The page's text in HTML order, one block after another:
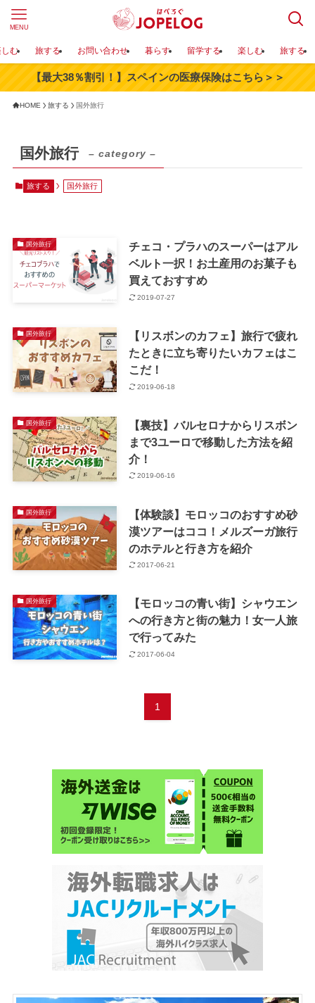
MENU
む 旅する お問い合わせ 暮らす 留学する 楽しむ 旅する
【最大38％割引！】スペインの医療保険はこちら＞＞
HOME 旅する 国外旅行
国外旅行 – category –
旅する 国外旅行
国外旅行
チェコ・プラハのスーパーはアル
ベルト一択！お土産用のお菓子も
買えておすすめ
2019-07-27
国外旅行
【リスボンのカフェ】旅行で疲れ
たときに立ち寄りたいカフェはこ
こだ！
2019-06-18
国外旅行
【裏技】バルセロナからリスボン
まで3ユーロで移動した方法を紹
介！
2019-06-16
国外旅行
【体験談】モロッコのおすすめ砂
漠ツアーはココ！メルズーガ旅行
のホテルと行き方を紹介
2017-06-21
国外旅行
【モロッコの青い街】シャウエン
への行き方と街の魅力！女一人旅
で行ってみた
2017-06-04
1